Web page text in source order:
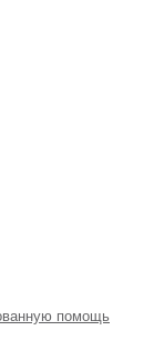
помощь